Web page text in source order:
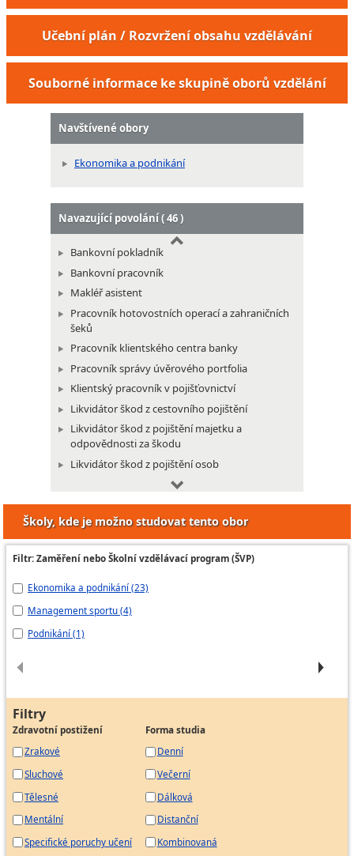
Učební plán / Rozvržení obsahu vzdělávání
Souborné informace ke skupině oborů vzdělání
Navštívené obory
Ekonomika a podnikání
Navazující povolání ( 46 )
Školitel operátorů zákaznické linky
Celník - referent daňového řízení
Celník v oblasti daňové
Bankovní pokladník
Bankovní pracovník
Makléř asistent
Pracovník hotovostních operací a zahraničních
šeků
Pracovník klientského centra banky
Pracovník správy úvěrového portfolia
Klientský pracovník v pojišťovnictví
Likvidátor škod z cestovního pojištění
Likvidátor škod z pojištění majetku a
odpovědnosti za škodu
Likvidátor škod z pojištění osob
Likvidátor škod z pojištění vozidel
Pojišťovací poradce
Pojišťovací poradce na přepážce
Administrativní pracovník
Asistentka
Celní deklarant
Firemní recepční
Pokladník
Pracovník pro evidenci zásob
Samostatný účetní
Vedoucí týmu
Školy, kde je možno studovat tento obor
Filtr: Zaměření nebo Školní vzdělávací program (ŠVP)
Ekonomika a podnikání (23)
Management sportu (4)
Podnikání (1)
Filtry
Zdravotní postižení
Zrakové
Sluchové
Tělesné
Mentální
Specifické poruchy učení
Forma studia
Denní
Večerní
Dálková
Distanční
Kombinovaná